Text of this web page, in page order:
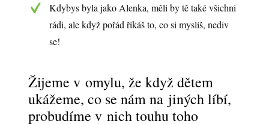
Kdybys byla jako Alenka, měli by tě také všichni
rádi, ale když pořád říkáš to, co si myslíš, nediv
se!
Žijeme v omylu, že když dětem
ukážeme, co se nám na jiných líbí,
probudíme v nich touhu toho